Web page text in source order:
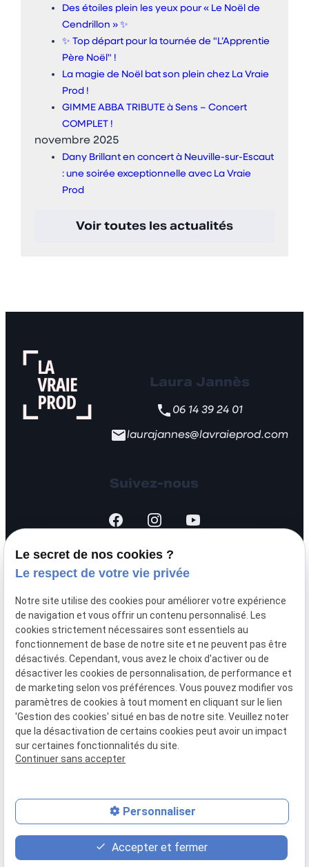
Des étoiles plein les yeux pour « Le Noël de
Cendrillon » ✨
✨ Top départ pour la tournée de "L’Apprentie
Père Noël" !
La magie de Noël bat son plein chez La Vraie
Prod !
GIMME ABBA TRIBUTE à Sens – Concert
COMPLET !
novembre 2025
Dany Brillant en concert à Neuville-sur-Escaut
: une soirée exceptionnelle avec La Vraie
Prod
Voir toutes les actualités
Laura Jannès
06 14 39 24 01
laurajannes@lavraieprod.com
Suivez-nous
Mentions légales
Politique de
confidentialité
Gestion
des
cookies
Plan du
site
place
Plan d'accès
contact_page
Contact
phone
06 14 39 24 01
Le secret de nos cookies ?
Le respect de votre vie privée
Notre site utilise des cookies pour améliorer votre expérience
de navigation et vous offrir un contenu personnalisé. Les
cookies strictement nécessaires sont essentiels au
fonctionnement de base de notre site et ne peuvent pas être
désactivés. Cependant, vous avez le choix d'activer ou de
désactiver les cookies de personnalisation, de performance et
de marketing selon vos préférences. Vous pouvez modifier vos
paramètres de cookies à tout moment en cliquant sur le lien
'Gestion des cookies' situé en bas de notre site. Veuillez noter
que la désactivation de certains cookies peut avoir un impact
sur certaines fonctionnalités du site.
Continuer sans accepter
Personnaliser
Accepter et fermer